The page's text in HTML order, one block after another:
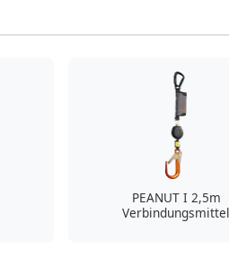
PEANUT I 2,5m
Verbindungsmittel